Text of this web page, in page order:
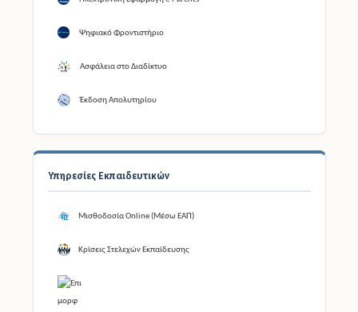
Ψηφιακό Φροντιστήριο
Ασφάλεια στο Διαδίκτυο
Έκδοση Απολυτηρίου
Υπηρεσίες Εκπαιδευτικών
Μισθοδοσία Online (Μέσω ΕΑΠ)
Κρίσεις Στελεχών Εκπαίδευσης